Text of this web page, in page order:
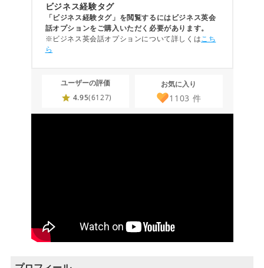
ビジネス経験タグ
「ビジネス経験タグ」を閲覧するにはビジネス英会
話オプションをご購入いただく必要があります。
※ビジネス英会話オプションについて詳しくはこち
ら
ユーザーの評価
4.95(6127)
お気に入り
1103 件